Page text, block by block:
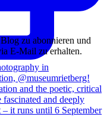
zu abonnieren und
E-Mail zu erhalten.